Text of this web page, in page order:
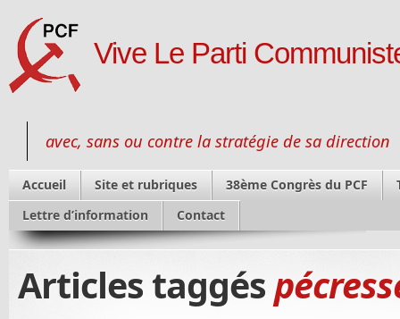
Vive Le Parti
avec, sans ou contre la stratégie de sa direction
Accueil Site et rubriques 38ème Congrès du PCF
Lettre d’information
Contact
Articles taggés